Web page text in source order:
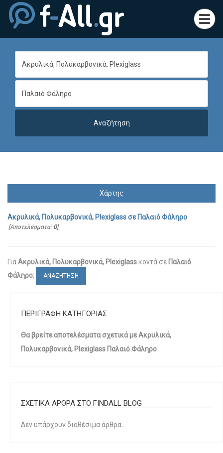
Χάρτης
Ακρυλικά, Πολυκαρβονικά, Plexiglassσε Παλαιό Φάληρο
[Αποτελέσματα: 0]
ΓιαΑκρυλικά, Πολυκαρβονικά, Plexiglassκοντά σε Παλαιό
Φάληρο:
ΑΝΑΖΗΤΗΣΗ
ΠΕΡΙΓΡΑΦΗ ΚΑΤΗΓΟΡΙΑΣ
Θα βρείτε αποτελέσματα σχετικά με Ακρυλικά,
Πολυκαρβονικά, Plexiglass Παλαιό Φάληρο
ΣΧΕΤΙΚΑ ΑΡΘΡΑ ΣΤΟ FINDALL BLOG
Δεν υπάρχουν διαθέσιμα άρθρα...